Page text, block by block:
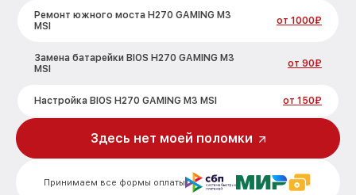
Ремонт южного моста H270 GAMING M3
MSI
от 1000₽
Замена батарейки BIOS H270 GAMING M3
MSI
от 90₽
Настройка BIOS H270 GAMING M3 MSI от 150₽
Принимаем все формы оплаты
Здесь нет моей поломки